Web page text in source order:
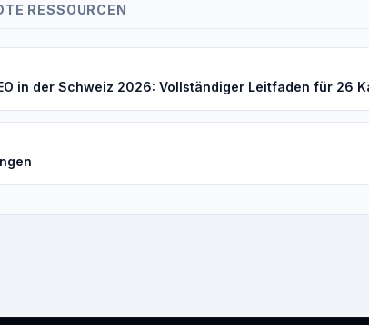
RESSOURCEN
in der Schweiz 2026: Vollständiger Leitfaden für 26